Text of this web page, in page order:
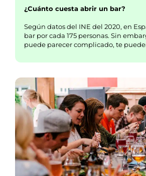
¿Cuánto cuesta abrir un bar?
Según datos del INE del 2020, en
bar por cada 175 personas. Sin
puede parecer complicado, te